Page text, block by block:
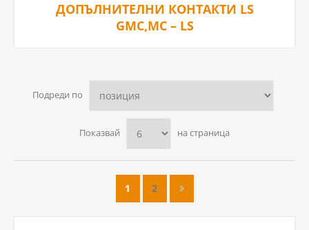
ДОПЪЛНИТЕЛНИ КОНТАКТИ LS
GMC,MC – LS
Подреди по
Показвай на страница
1 2